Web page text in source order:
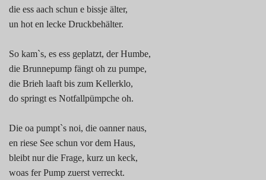
die ess aach schun e bissje älter,
un hot en lecke Druckbehälter.
So kam`s, es ess geplatzt, der Humbe,
die Brunnepump fängt oh zu pumpe,
die Brieh laaft bis zum Kellerklo,
do springt es Notfallpümpche oh.
Die oa pumpt`s noi, die oanner naus,
en riese See schun vor dem Haus,
bleibt nur die Frage, kurz un keck,
woas fer Pump zuerst verreckt.